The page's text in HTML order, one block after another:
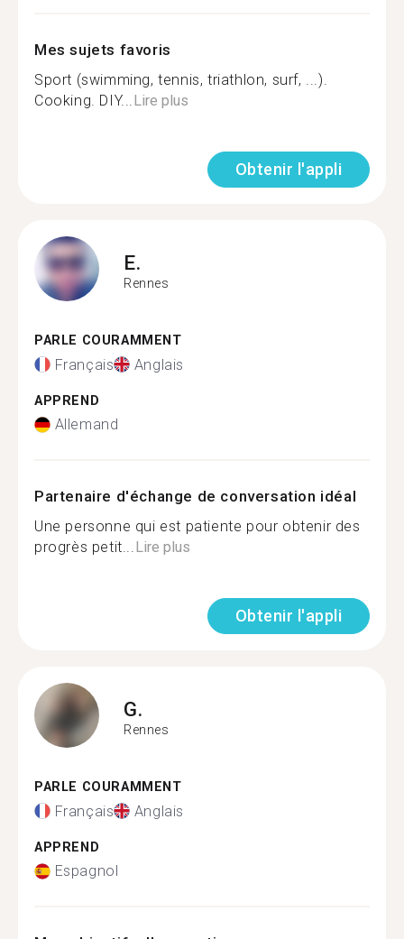
Mes sujets favoris
Sport (swimming, tennis, triathlon, surf, ...).
Cooking. DIY...Lire plus
Obtenir l'appli
E.
Rennes
PARLE COURAMMENT
Français Anglais
APPREND
Allemand
Partenaire d'échange de conversation idéal
Une personne qui est patiente pour obtenir des
progrès petit...Lire plus
Obtenir l'appli
G.
Rennes
PARLE COURAMMENT
Français Anglais
APPREND
Espagnol